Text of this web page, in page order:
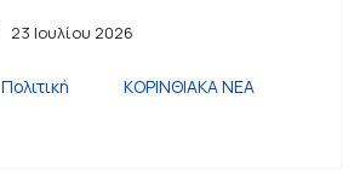
23 Ιουλίου 2026
Πολιτική ΚΟΡΙΝΘΙΑΚΑ ΝΕΑ